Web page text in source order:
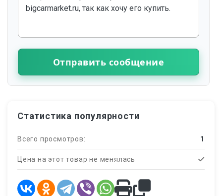
Отправить сообщение
Статистика популярности
Всего просмотров: 1
Цена на этот товар не менялась